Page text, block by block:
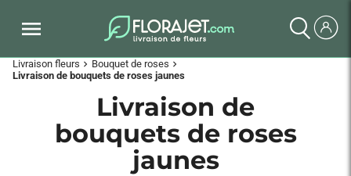
Livraison fleurs chevron_right Bouquet de roses chevron_right
Livraison de bouquets de roses jaunes
Livraison de
bouquets de roses
jaunes